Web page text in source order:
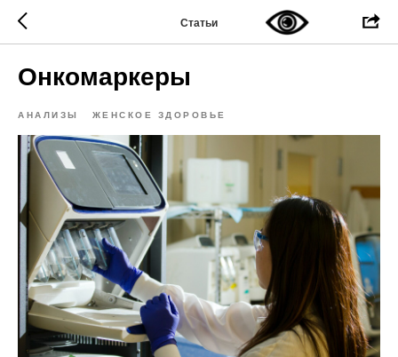
Статьи
Онкомаркеры
АНАЛИЗЫ ЖЕНСКОЕ ЗДОРОВЬЕ